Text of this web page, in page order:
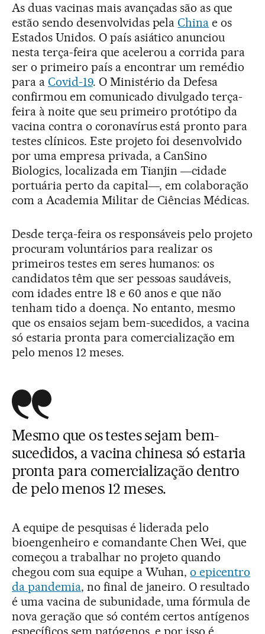
As duas vacinas mais avançadas são as que
estão sendo desenvolvidas pelaChina e os
Estados Unidos. O país asiático anunciou
nesta terça-feira que acelerou a corrida para
ser o primeiro país a encontrar um remédio
para a Covid-19. O Ministério da Defesa
confirmou em comunicado divulgado terça-
feira à noite que seu primeiro protótipo da
vacina contra o coronavírus está pronto para
testes clínicos. Este projeto foi desenvolvido
por uma empresa privada, a CanSino
Biologics, localizada em Tianjin ―cidade
portuária perto da capital―, em colaboração
com a Academia Militar de Ciências Médicas.
Desde terça-feira os responsáveis pelo projeto
procuram voluntários para realizar os
primeiros testes em seres humanos: os
candidatos têm que ser pessoas saudáveis,
com idades entre 18 e 60 anos e que não
tenham tido a doença. No entanto, mesmo
que os ensaios sejam bem-sucedidos, a vacina
só estaria pronta para comercialização em
pelo menos 12 meses.
Mesmo que os testes sejam bem-
sucedidos, a vacina chinesa só estaria
pronta para comercialização dentro
de pelo menos 12 meses.
A equipe de pesquisas é liderada pelo
bioengenheiro e comandante Chen Wei, que
começou a trabalhar no projeto quando
chegou com sua equipe a Wuhan,o epicentro
da pandemia, no final de janeiro. O resultado
é uma vacina de subunidade, uma fórmula de
nova geração que só contém certos antígenos
específicos sem patógenos, e por isso é